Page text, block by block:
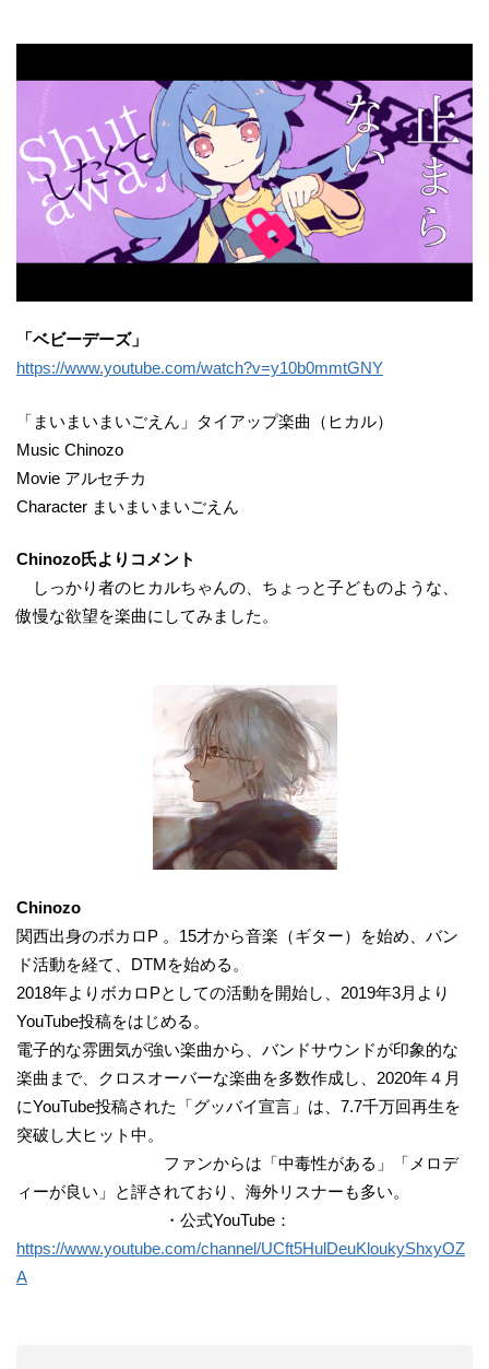
「ベビーデーズ」
https://www.youtube.com/watch?v=y10b0mmtGNY
「まいまいまいごえん」タイアップ楽曲（ヒカル）
Music Chinozo
Movie アルセチカ
Character まいまいまいごえん
Chinozo氏よりコメント
しっかり者のヒカルちゃんの、ちょっと子どものような、
傲慢な欲望を楽曲にしてみました。
Chinozo
関西出身のボカロP 。15才から音楽（ギター）を始め、バン
ド活動を経て、DTMを始める。
2018年よりボカロPとしての活動を開始し、2019年3月より
YouTube投稿をはじめる。
電子的な雰囲気が強い楽曲から、バンドサウンドが印象的な
楽曲まで、クロスオーバーな楽曲を多数作成し、2020年４月
にYouTube投稿された「グッバイ宣言」は、7.7千万回再生を
突破し大ヒット中。
ファンからは「中毒性がある」「メロデ
ィーが良い」と評されており、海外リスナーも多い。
・公式YouTube：
https://www.youtube.com/channel/UCft5HulDeuKloukyShxyOZ
A